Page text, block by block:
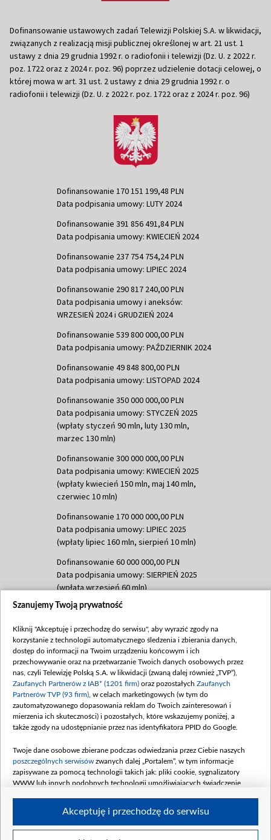
Dofinansowanie ustawowych zadań Telewizji Polskiej S.A. w likwidacji,
związanych z realizacją misji publicznej określonej w art. 21 ust. 1
ustawy z dnia 29 grudnia 1992 r. o radiofonii i telewizji (Dz. U. z 2022 r.
poz. 1722 oraz z 2024 r. poz. 96) poprzez udzielenie dotacji celowej, o
której mowa w art. 31 ust. 2 ustawy z dnia 29 grudnia 1992 r. o
radiofonii i telewizji (Dz. U. z 2022 r. poz. 1722 oraz z 2024 r. poz. 96)
Dofinansowanie 170 151 199,48 PLN
Data podpisania umowy: LUTY 2024
Dofinansowanie 391 856 491,84 PLN
Data podpisania umowy: KWIECIEŃ 2024
Dofinansowanie 237 754 754,24 PLN
Data podpisania umowy: LIPIEC 2024
Dofinansowanie 290 817 240,00 PLN
Data podpisania umowy i aneksów:
WRZESIEŃ 2024 i GRUDZIEŃ 2024
Dofinansowanie 539 800 000,00 PLN
Data podpisania umowy: PAŹDZIERNIK 2024
Dofinansowanie 49 848 800,00 PLN
Data podpisania umowy: LISTOPAD 2024
Dofinansowanie 350 000 000,00 PLN
Data podpisania umowy: STYCZEŃ 2025
(wpłaty styczeń 90 mln, luty 130 mln,
marzec 130 mln)
Dofinansowanie 300 000 000,00 PLN
Data podpisania umowy: KWIECIEŃ 2025
(wpłaty kwiecień 150 mln, maj 140 mln,
czerwiec 10 mln)
Dofinansowanie 170 000 000,00 PLN
Data podpisania umowy: LIPIEC 2025
(wpłaty lipiec 160 mln, sierpień 10 mln)
Dofinansowanie 60 000 000,00 PLN
Data podpisania umowy: SIERPIEŃ 2025
(wpłata wrzesień 60 mln)
Dofinansowanie 635 783 051,21 PLN
(wpłata wrzesień 100 mln, październik 350
mln, listopad 265 mln)
Dofinansowanie 48 862 000,00 PLN
Data podpisania umowy: GRUDZIEŃ 2025
(wpłata grudzień 60,548 mln)
Dofinansowanie 900 000 000,00 PLN
Data podpisania umowy: LUTY 2026 (wpłata
kwiecień 180 mln, 7 maja 180 mln, 8
czerwca 90 mln)
Dofinansowanie 250 000 000,00 PLN
4 sierpnia 250 mln
Szanujemy Twoją prywatność
Kliknij "Akceptuję i przechodzę do serwisu", aby wyrazić zgody na
korzystanie z technologii automatycznego śledzenia i zbierania danych,
dostęp do informacji na Twoim urządzeniu końcowym i ich
przechowywanie oraz na przetwarzanie Twoich danych osobowych przez
nas, czyli Telewizję Polską S.A. w likwidacji (zwaną dalej również „TVP”),
Zaufanych Partnerów z IAB* (1201 firm) oraz pozostałych Zaufanych
Partnerów TVP (93 firm) , w celach marketingowych (w tym do
zautomatyzowanego dopasowania reklam do Twoich zainteresowań i
mierzenia ich skuteczności) i pozostałych, które wskazujemy poniżej, a
także zgody na udostępnianie przez nas identyfikatora PPID do Google.
Twoje dane osobowe zbierane podczas odwiedzania przez Ciebie naszych
poszczególnych serwisów zwanych dalej „Portalem”, w tym informacje
zapisywane za pomocą technologii takich jak: pliki cookie, sygnalizatory
WWW lub innych podobnych technologii umożliwiających świadczenie
Akceptuję i przechodzę do serwisu